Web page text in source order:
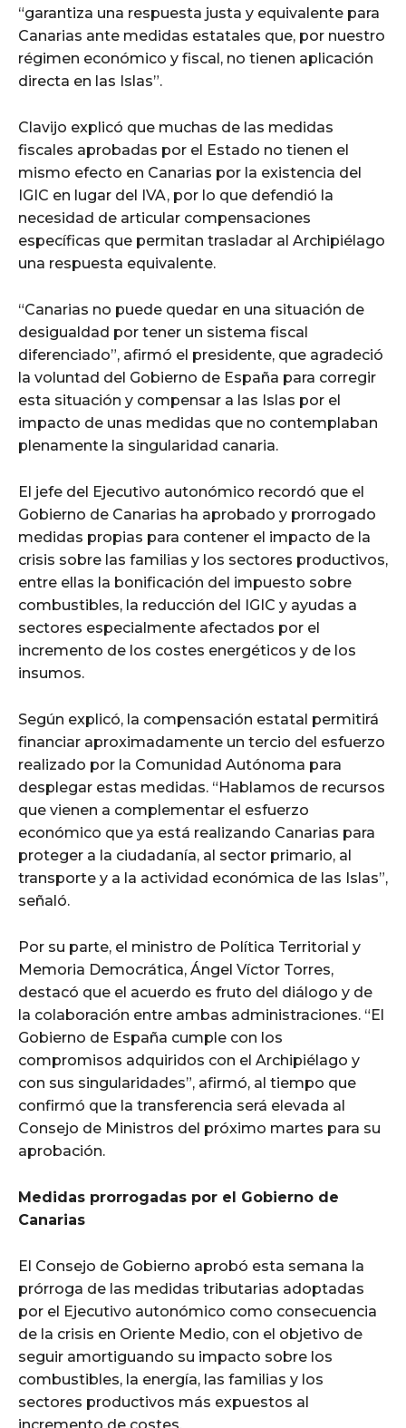
“garantiza una respuesta justa y equivalente para
Canarias ante medidas estatales que, por nuestro
régimen económico y fiscal, no tienen aplicación
directa en las Islas”.
Clavijo explicó que muchas de las medidas
fiscales aprobadas por el Estado no tienen el
mismo efecto en Canarias por la existencia del
IGIC en lugar del IVA, por lo que defendió la
necesidad de articular compensaciones
específicas que permitan trasladar al Archipiélago
una respuesta equivalente.
“Canarias no puede quedar en una situación de
desigualdad por tener un sistema fiscal
diferenciado”, afirmó el presidente, que agradeció
la voluntad del Gobierno de España para corregir
esta situación y compensar a las Islas por el
impacto de unas medidas que no contemplaban
plenamente la singularidad canaria.
El jefe del Ejecutivo autonómico recordó que el
Gobierno de Canarias ha aprobado y prorrogado
medidas propias para contener el impacto de la
crisis sobre las familias y los sectores productivos,
entre ellas la bonificación del impuesto sobre
combustibles, la reducción del IGIC y ayudas a
sectores especialmente afectados por el
incremento de los costes energéticos y de los
insumos.
Según explicó, la compensación estatal permitirá
financiar aproximadamente un tercio del esfuerzo
realizado por la Comunidad Autónoma para
desplegar estas medidas. “Hablamos de recursos
que vienen a complementar el esfuerzo
económico que ya está realizando Canarias para
proteger a la ciudadanía, al sector primario, al
transporte y a la actividad económica de las Islas”,
señaló.
Por su parte, el ministro de Política Territorial y
Memoria Democrática, Ángel Víctor Torres,
destacó que el acuerdo es fruto del diálogo y de
la colaboración entre ambas administraciones. “El
Gobierno de España cumple con los
compromisos adquiridos con el Archipiélago y
con sus singularidades”, afirmó, al tiempo que
confirmó que la transferencia será elevada al
Consejo de Ministros del próximo martes para su
aprobación.
Medidas prorrogadas por el Gobierno de
Canarias
El Consejo de Gobierno aprobó esta semana la
prórroga de las medidas tributarias adoptadas
por el Ejecutivo autonómico como consecuencia
de la crisis en Oriente Medio, con el objetivo de
seguir amortiguando su impacto sobre los
combustibles, la energía, las familias y los
sectores productivos más expuestos al